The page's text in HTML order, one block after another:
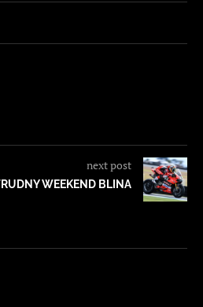
next post
WEEKEND BLINA